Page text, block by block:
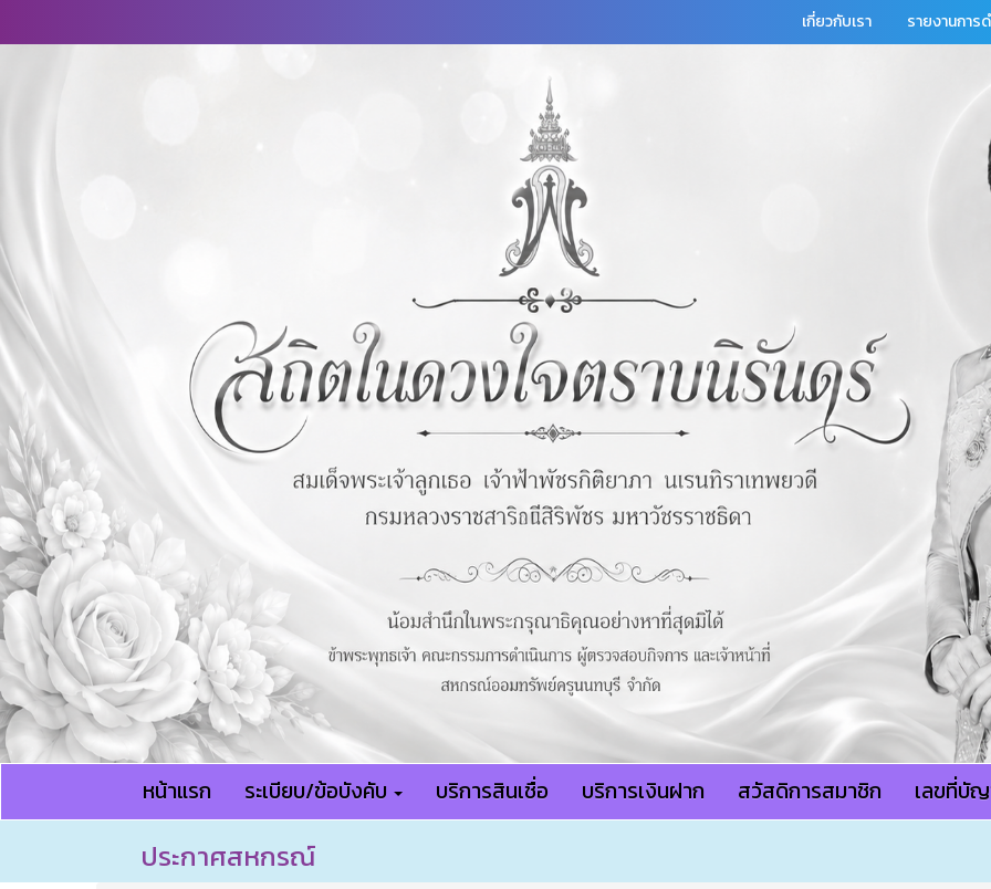
เกี่ยวกับเรา รายงานการ
หน้าแรก ระเบียบ/ข้อบังคับ บริการสินเชื่อ บริการเงินฝาก สวัสดิการสมาชิก เลขที่บั
ประกาศสหกรณ์